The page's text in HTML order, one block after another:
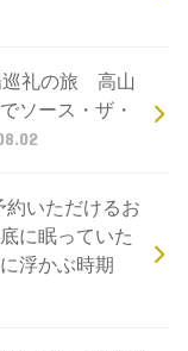
礼の旅 高山
ソース・ザ・
いただけるお
に眠っていた
浮かぶ時期